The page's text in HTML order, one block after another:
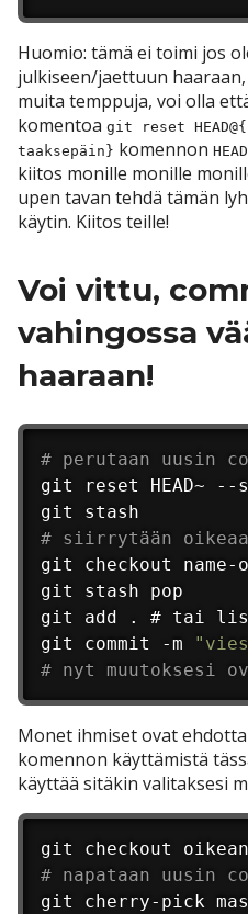
Huomio: tämä ei toimi jos
julkiseen/jaettuun
muita temppuja, voi olla
komentoa git reset
taaksepäin} komennon
kiitos monille monille
upen tavan tehdä tämän
käytin. Kiitos teille!
Voi vittu,
vahingossa
haaraan!
# perutaan uusin
git reset HEAD~ --
# siirrytään
git checkout
git stash pop
git add . # tai
git commit -m
# nyt muutoksesi
Monet ihmiset ovat
komennon käyttämistä
käyttää sitäkin valitaksesi
# napataan uusin